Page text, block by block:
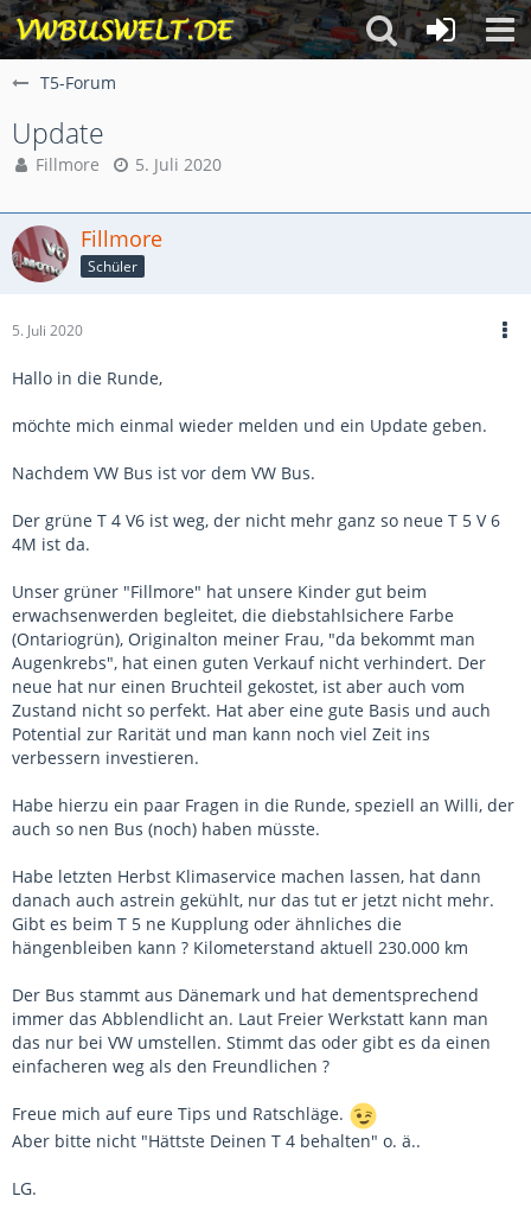
T5-Forum
Update
Fillmore 5. Juli 2020
Fillmore
Schüler
5. Juli 2020
Hallo in die Runde,
möchte mich einmal wieder melden und ein Update geben.
Nachdem VW Bus ist vor dem VW Bus.
Der grüne T 4 V6 ist weg, der nicht mehr ganz so neue T 5 V 6
4M ist da.
Unser grüner "Fillmore" hat unsere Kinder gut beim
erwachsenwerden begleitet, die diebstahlsichere Farbe
(Ontariogrün), Originalton meiner Frau, "da bekommt man
Augenkrebs", hat einen guten Verkauf nicht verhindert. Der
neue hat nur einen Bruchteil gekostet, ist aber auch vom
Zustand nicht so perfekt. Hat aber eine gute Basis und auch
Potential zur Rarität und man kann noch viel Zeit ins
verbessern investieren.
Habe hierzu ein paar Fragen in die Runde, speziell an Willi, der
auch so nen Bus (noch) haben müsste.
Habe letzten Herbst Klimaservice machen lassen, hat dann
danach auch astrein gekühlt, nur das tut er jetzt nicht mehr.
Gibt es beim T 5 ne Kupplung oder ähnliches die
hängenbleiben kann ? Kilometerstand aktuell 230.000 km
Der Bus stammt aus Dänemark und hat dementsprechend
immer das Abblendlicht an. Laut Freier Werkstatt kann man
das nur bei VW umstellen. Stimmt das oder gibt es da einen
einfacheren weg als den Freundlichen ?
Freue mich auf eure Tips und Ratschläge.
Aber bitte nicht "Hättste Deinen T 4 behalten" o. ä..
LG.